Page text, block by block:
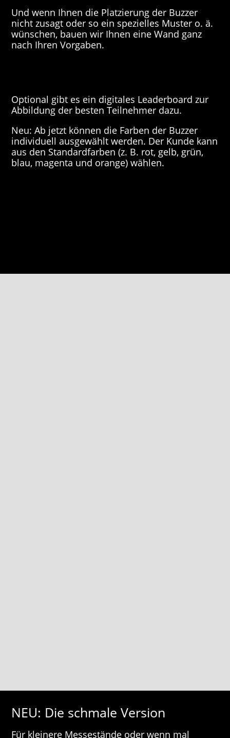
Und wenn Ihnen die Platzierung der Buzzer
nicht zusagt oder so ein spezielles Muster o. ä.
wünschen, bauen wir Ihnen eine Wand ganz
nach Ihren Vorgaben.
Optional gibt es ein digitales Leaderboard zur
Abbildung der besten Teilnehmer dazu.
Neu: Ab jetzt können die Farben der Buzzer
individuell ausgewählt werden. Der Kunde kann
aus den Standardfarben (z. B. rot, gelb, grün,
blau, magenta und orange) wählen.
NEU: Die schmale Version
Für kleinere Messestände oder wenn mal